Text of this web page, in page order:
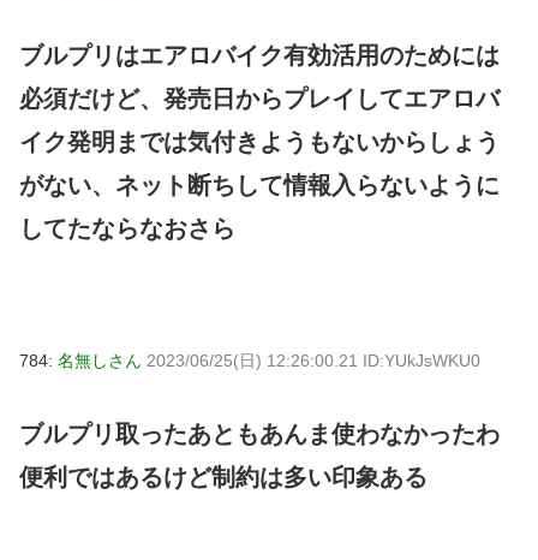
ブルプリはエアロバイク有効活用のためには
必須だけど、発売日からプレイしてエアロバ
イク発明までは気付きようもないからしょう
がない、ネット断ちして情報入らないように
してたならなおさら
784: 名無しさん 2023/06/25(日) 12:26:00.21 ID:YUkJsWKU0
ブルプリ取ったあともあんま使わなかったわ
便利ではあるけど制約は多い印象ある